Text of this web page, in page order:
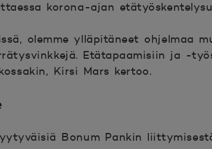
korona-ajan
olemme ylläpitäneet ohjelmaa
Etätapaamisiin ja -
Kirsi Mars kertoo.
Bonum Pankin